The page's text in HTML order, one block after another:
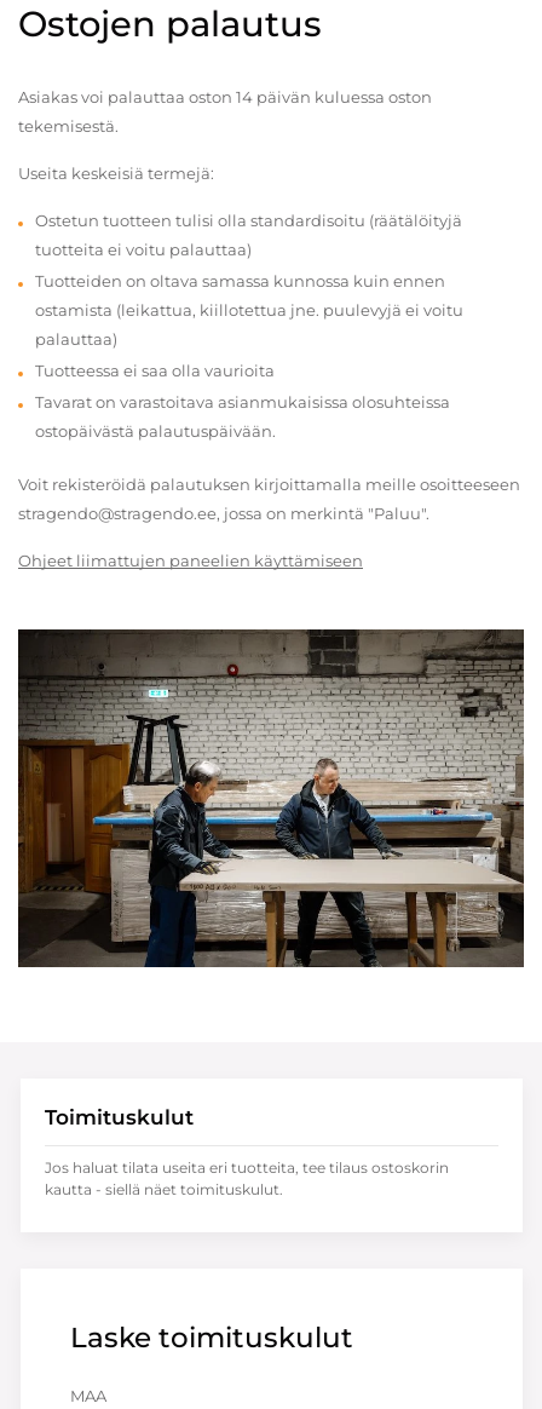
Ostojen palautus
Asiakas voi palauttaa oston 14 päivän kuluessa oston
tekemisestä.
Useita keskeisiä termejä:
Ostetun tuotteen tulisi olla standardisoitu (räätälöityjä
tuotteita ei voitu palauttaa)
Tuotteiden on oltava samassa kunnossa kuin ennen
ostamista (leikattua, kiillotettua jne. puulevyjä ei voitu
palauttaa)
Tuotteessa ei saa olla vaurioita
Tavarat on varastoitava asianmukaisissa olosuhteissa
ostopäivästä palautuspäivään.
Voit rekisteröidä palautuksen kirjoittamalla meille osoitteeseen
stragendo@stragendo.ee, jossa on merkintä "Paluu".
Ohjeet liimattujen paneelien käyttämiseen
Laske toimituskulut
MAA
Toimituskulut
Jos haluat tilata useita eri tuotteita, tee tilaus ostoskorin
kautta - siellä näet toimituskulut.